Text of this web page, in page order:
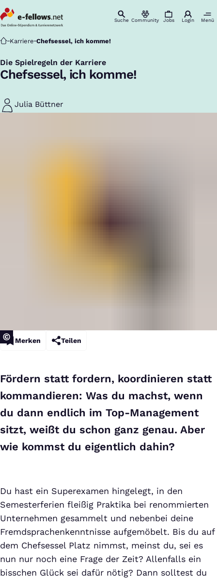
Suche Community Jobs Login Menü
Startseite
Karriere Chefsessel, ich komme!
Die Spielregeln der Karriere
:
Chefsessel, ich komme!
Julia Büttner
Merken Teilen
Fördern statt fordern, koordinieren statt
kommandieren: Was du machst, wenn
du dann endlich im Top-Management
sitzt, weißt du schon ganz genau. Aber
wie kommst du eigentlich dahin?
Du hast ein Superexamen hingelegt, in den
Semesterferien fleißig Praktika bei renommierten
Unternehmen gesammelt und nebenbei deine
Fremdsprachenkenntnisse aufgemöbelt. Bis du auf
dem Chefsessel Platz nimmst, meinst du, sei es
nun nur noch eine Frage der Zeit? Allenfalls ein
bisschen Glück sei dafür nötig? Dann solltest du